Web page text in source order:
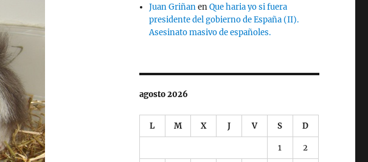
Juan GriñanenQue haria yo si fuera
presidente del gobierno de España (II).
Asesinato masivo de españoles.
agosto 2026
L M X J V S D
1 2